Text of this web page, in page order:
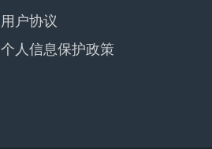
用户协议
个人信息保护政策